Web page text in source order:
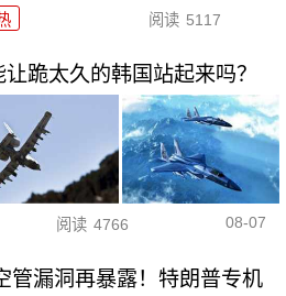
阅读 5117
跪太久的韩国站起来吗？
阅读 4766 08-07
管漏洞再暴露！特朗普专机